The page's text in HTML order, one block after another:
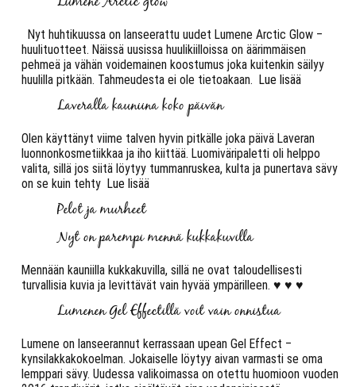
Nyt huhtikuussa on lanseerattu uudet Lumene Arctic Glow –
huulituotteet. Näissä uusissa huulikiilloissa on äärimmäisen
pehmeä ja vähän voidemainen koostumus joka kuitenkin säilyy
huulilla pitkään. Tahmeudesta ei ole tietoakaan. Lue lisää
Laveralla kauniina koko päivän
Olen käyttänyt viime talven hyvin pitkälle joka päivä Laveran
luonnonkosmetiikkaa ja iho kiittää. Luomiväripaletti oli helppo
valita, sillä jos siitä löytyy tummanruskea, kulta ja punertava sävy
on se kuin tehty Lue lisää
Pelot ja murheet
Nyt on parempi mennä kukkakuvilla
Mennään kauniilla kukkakuvilla, sillä ne ovat taloudellisesti
turvallisia kuvia ja levittävät vain hyvää ympärilleen. ♥ ♥ ♥
Lumenen Gel Effectillä voit vain onnistua
Lumene on lanseerannut kerrassaan upean Gel Effect –
kynsilakkakokoelman. Jokaiselle löytyy aivan varmasti se oma
lemppari sävy. Uudessa valikoimassa on otettu huomioon vuoden